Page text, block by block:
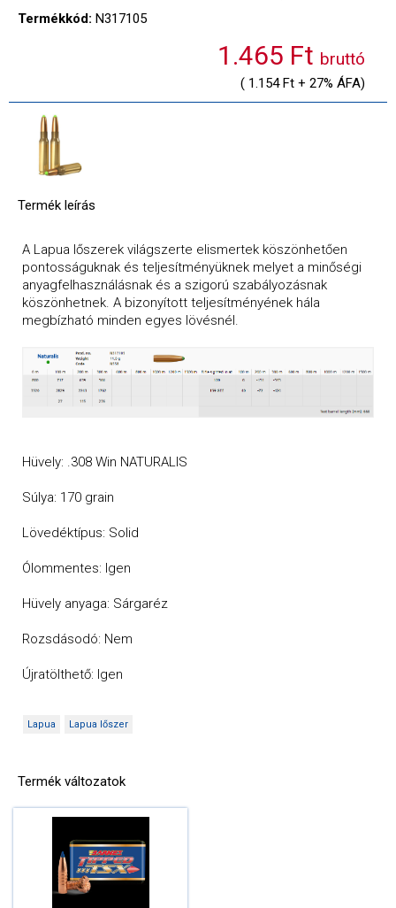
Termékkód: N317105
1.465 Ft bruttó
( 1.154 Ft + 27% ÁFA)
Termék leírás
A Lapua lőszerek világszerte elismertek köszönhetően
pontosságuknak és teljesítményüknek melyet a minőségi
anyagfelhasználásnak és a szigorú szabályozásnak
köszönhetnek. A bizonyított teljesítményének hála
megbízható minden egyes lövésnél.
Hüvely: .308 Win NATURALIS
Súlya: 170 grain
Lövedéktípus: Solid
Ólommentes: Igen
Hüvely anyaga: Sárgaréz
Rozsdásodó: Nem
Újratölthető: Igen
Lapua Lapua lőszer
Termék változatok